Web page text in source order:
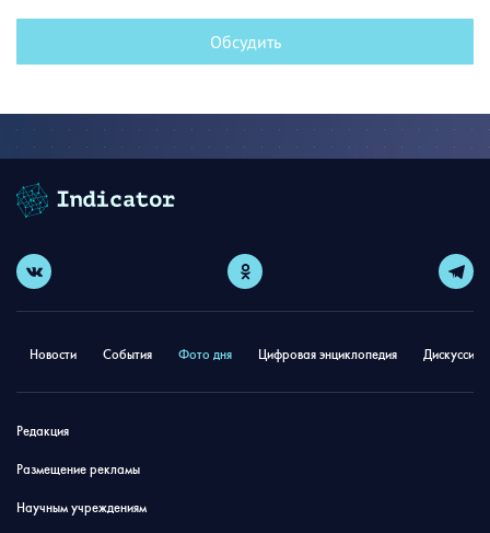
Обсудить
Новости События Фото дня Цифровая энциклопедия
Редакция
Размещение рекламы
Научным учреждениям